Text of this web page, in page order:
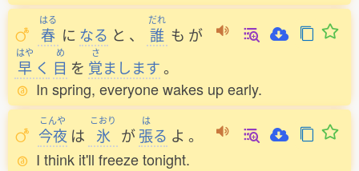
はる
春 に なる と 、
だれ
誰 も が
はや
早 く
め
目 を
さ
覚まします。
In spring, everyone wakes up early.
こんや
今夜 は
こおり
氷 が
は
張る よ 。
I think it'll freeze tonight.